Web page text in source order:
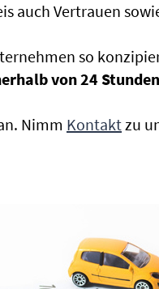
auch Vertrauen
so
von 24 Stunden
Nimm Kontaktzu